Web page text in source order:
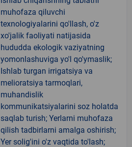
muhofaza qiluvchi
texnologiyalarini qo'llash, o'z
xo'jalik faoliyati natijasida
hududda ekologik vaziyatning
yomonlashuviga yo'l qo'ymaslik;
Ishlab turgan irrigatsiya va
melioratsiya tarmoqlari,
muhandislik
kommunikatsiyalarini soz holatda
saqlab turish; Yerlarni muhofaza
qilish tadbirlarni amalga oshirish;
Yer solig'ini o'z vaqtida to'lash;